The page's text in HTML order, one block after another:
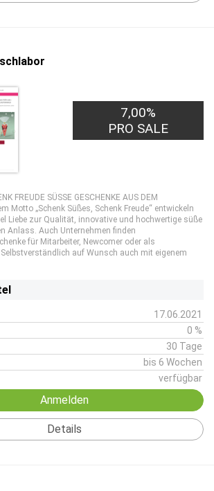
7,00%
PRO SALE
FREUDE SÜSSE GESCHENKE AUS DEM
Motto „Schenk Süßes, Schenk Freude“ entwickeln
Liebe zur Qualität, innovative und hochwertige süße
Anlass. Auch Unternehmen finden
für Mitarbeiter, Newcomer oder als
auf Wunsch auch mit eigenem
17.06.2021
0 %
30 Tage
bis 6 Wochen
verfügbar
Anmelden
Details